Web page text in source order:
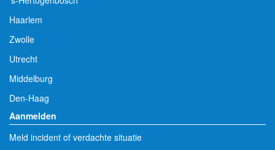
Haarlem
Zwolle
Utrecht
Middelburg
Den-Haag
Aanmelden
Meld incident of verdachte situatie